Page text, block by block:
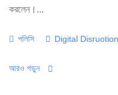
করলেন।...
Categories
পলিসি Tags
Digital Disruotion
আরও পড়ুন